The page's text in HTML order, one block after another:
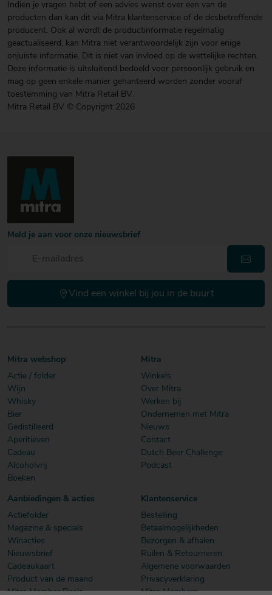
Indien je vragen hebt of een advies wenst over een van de
producten dan kan dit via Mitra klantenservice of de desbetreffende
producent. Ook al wordt de productinformatie regelmatig
geactualiseerd, kan Mitra niet verantwoordelijk zijn voor enige
onjuiste informatie. Dit is niet van invloed op de wettelijke rechten.
Deze informatie is uitsluitend bedoeld voor persoonlijk gebruik en
mag op geen enkele manier gehanteerd worden zonder vooraf
toestemming van Mitra Retail BV.
Mitra Retail BV © Copyright 2026
Meld je aan voor onze nieuwsbrief
Vind een winkel bij jou in de buurt
Mitra webshop
Actie / folder
Wijn
Whisky
Bier
Gedistilleerd
Aperitieven
Cadeau
Alcoholvrij
Boeken
Mitra
Winkels
Over Mitra
Werken bij
Ondernemen met Mitra
Nieuws
Contact
Dutch Beer Challenge
Podcast
Aanbiedingen & acties
Actiefolder
Magazine & specials
Winacties
Nieuwsbrief
Cadeaukaart
Product van de maand
Mitra Member Deals
Klantenservice
Bestelling
Betaalmogelijkheden
Bezorgen & afhalen
Ruilen & Retourneren
Algemene voorwaarden
Privacyverklaring
Mitra Members